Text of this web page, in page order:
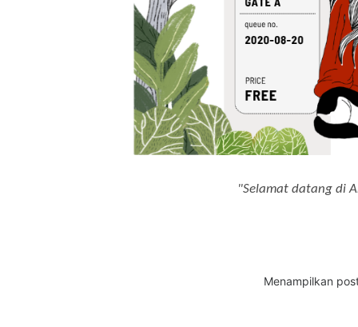
"Selamat datang di
Menampilkan